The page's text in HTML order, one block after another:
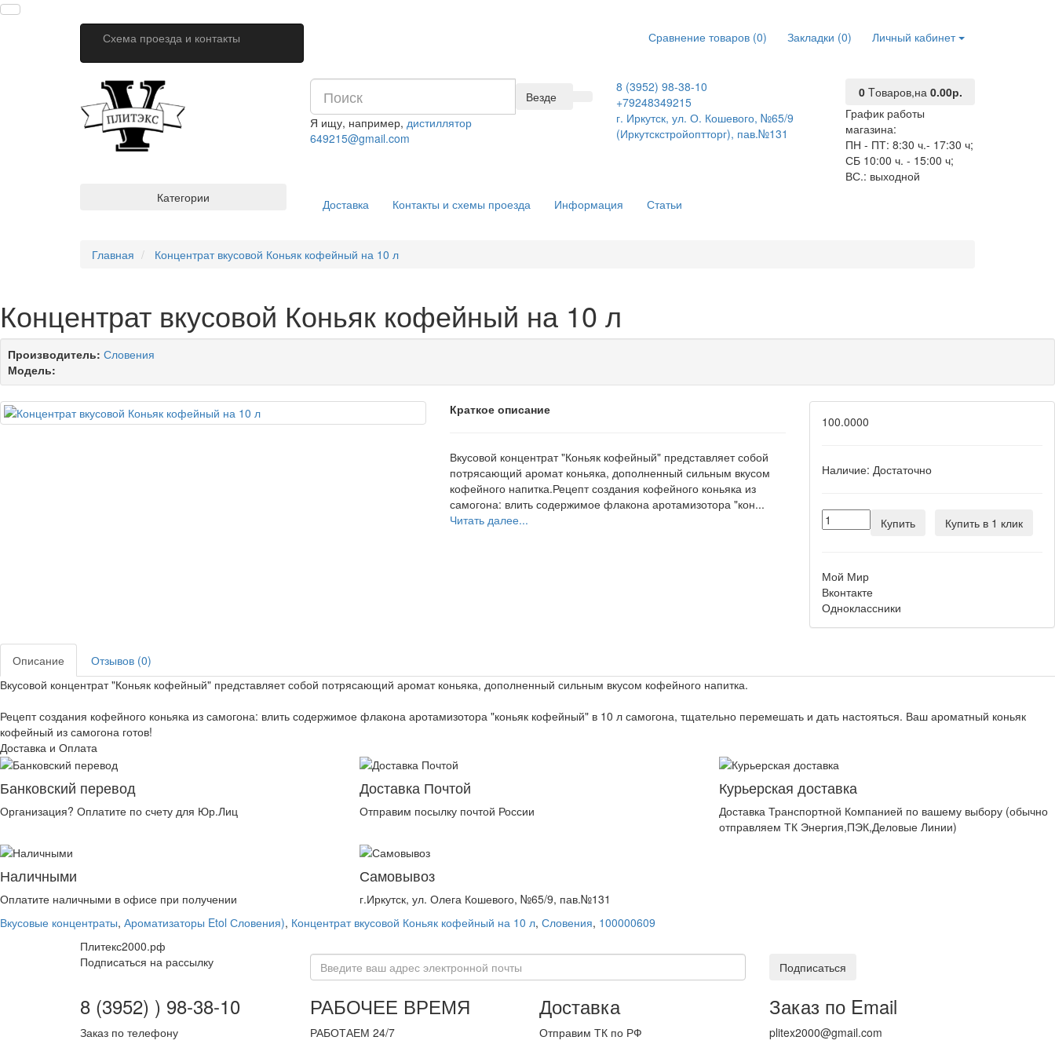
Схема проезда и контакты Личный кабинет
Закладки (0)
Сравнение товаров (0)
8 (3952) 98-38-10
+79248349215
г. Иркутск, ул. О. Кошевого, №65/9
(Иркутскстройоптторг), пав.№131
0 Tоваров,на 0.00р.
График работы
магазина:
ПН - ПТ: 8:30 ч.- 17:30 ч;
СБ 10:00 ч. - 15:00 ч;
ВС.: выходной
Везде
Я ищу, например, дистиллятор
649215@gmail.com
Доставка Контакты и схемы проезда Информация Статьи
Категории
Главная Концентрат вкусовой Коньяк кофейный на 10 л
Концентрат вкусовой Коньяк кофейный на 10 л
Производитель: Словения
Модель:
Краткое описание
Вкусовой концентрат "Коньяк кофейный" представляет собой
потрясающий аромат коньяка, дополненный сильным вкусом
кофейного напитка.Рецепт создания кофейного коньяка из
самогона: влить содержимое флакона аротамизотора "кон...
Читать далее...
100.0000
Наличие: Достаточно
Купить Купить в 1 клик
Мой Мир
Вконтакте
Одноклассники
Описание
Отзывов (0)
Вкусовой концентрат "Коньяк кофейный" представляет собой потрясающий аромат коньяка, дополненный сильным вкусом кофейного напитка.
Рецепт создания кофейного коньяка из самогона: влить содержимое флакона аротамизотора "коньяк кофейный" в 10 л самогона, тщательно перемешать и дать настояться. Ваш ароматный коньяк
кофейный из самогона готов!
Доставка и Оплата
Банковский перевод
Организация? Оплатите по счету для Юр.Лиц
Доставка Почтой
Отправим посылку почтой России
Курьерская доставка
Доставка Транспортной Компанией по вашему выбору (обычно
отправляем ТК Энергия,ПЭК,Деловые Линии)
Наличными
Оплатите наличными в офисе при получении
Самовывоз
г.Иркутск, ул. Олега Кошевого, №65/9, пав.№131
Вкусовые концентраты, Ароматизаторы Etol Словения), Концентрат вкусовой Коньяк кофейный на 10 л, Словения, 100000609
Плитекс2000.рф
Подписаться на рассылку
Подписаться
8 (3952) ) 98-38-10
Заказ по телефону
РАБОЧЕЕ ВРЕМЯ
РАБОТАЕМ 24/7
Доставка
Отправим ТК по РФ
Заказ по Email
plitex2000@gmail.com